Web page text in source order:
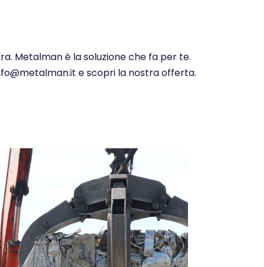
Metalman è la soluzione che fa per te.
e scopri la nostra offerta.